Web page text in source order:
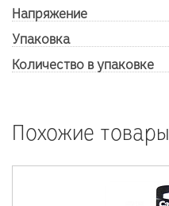
Напряжение
Упаковка
Количество в упаковке
Похожие товары